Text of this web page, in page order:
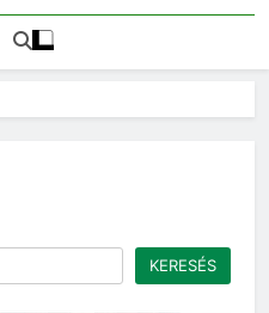
KERESÉS